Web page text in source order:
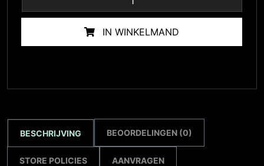
IN WINKELMAND
BESCHRIJVING BEOORDELINGEN (0)
STORE POLICIES AANVRAGEN